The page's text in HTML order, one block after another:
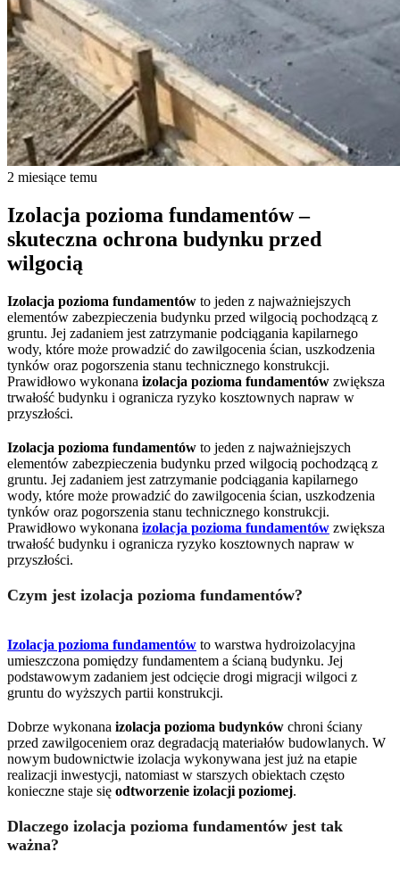
2 miesiące temu
Izolacja pozioma fundamentów –
skuteczna ochrona budynku przed
wilgocią
Izolacja pozioma fundamentów to jeden z najważniejszych
elementów zabezpieczenia budynku przed wilgocią pochodzącą z
gruntu. Jej zadaniem jest zatrzymanie podciągania kapilarnego
wody, które może prowadzić do zawilgocenia ścian, uszkodzenia
tynków oraz pogorszenia stanu technicznego konstrukcji.
Prawidłowo wykonana izolacja pozioma fundamentów zwiększa
trwałość budynku i ogranicza ryzyko kosztownych napraw w
przyszłości.
Izolacja pozioma fundamentów to jeden z najważniejszych
elementów zabezpieczenia budynku przed wilgocią pochodzącą z
gruntu. Jej zadaniem jest zatrzymanie podciągania kapilarnego
wody, które może prowadzić do zawilgocenia ścian, uszkodzenia
tynków oraz pogorszenia stanu technicznego konstrukcji.
Prawidłowo wykonana izolacja pozioma fundamentów zwiększa
trwałość budynku i ogranicza ryzyko kosztownych napraw w
przyszłości.
Czym jest izolacja pozioma fundamentów?
Izolacja pozioma fundamentów to warstwa hydroizolacyjna
umieszczona pomiędzy fundamentem a ścianą budynku. Jej
podstawowym zadaniem jest odcięcie drogi migracji wilgoci z
gruntu do wyższych partii konstrukcji.
Dobrze wykonana izolacja pozioma budynków chroni ściany
przed zawilgoceniem oraz degradacją materiałów budowlanych. W
nowym budownictwie izolacja wykonywana jest już na etapie
realizacji inwestycji, natomiast w starszych obiektach często
konieczne staje się odtworzenie izolacji poziomej.
Dlaczego izolacja pozioma fundamentów jest tak
ważna?